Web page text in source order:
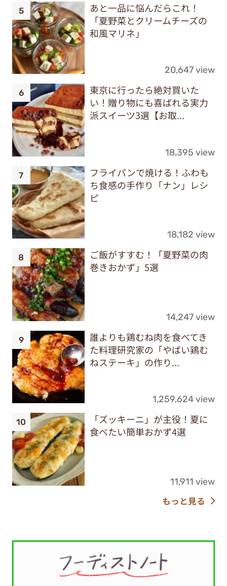
あと一品に悩んだらこれ！
「夏野菜とクリームチーズの
和風マリネ」
20,647 view
東京に行ったら絶対買いた
い！贈り物にも喜ばれる実力
派スイーツ3選【お取...
18,395 view
フライパンで焼ける！ふわも
ち食感の手作り「ナン」レシ
ピ
18,182 view
ご飯がすすむ！「夏野菜の肉
巻きおかず」5選
14,247 view
誰よりも鶏むね肉を食べてき
た料理研究家の「やばい鶏む
ねステーキ」の作り...
1,259,624 view
「ズッキーニ」が主役！夏に
食べたい簡単おかず4選
11,911 view
もっと見る